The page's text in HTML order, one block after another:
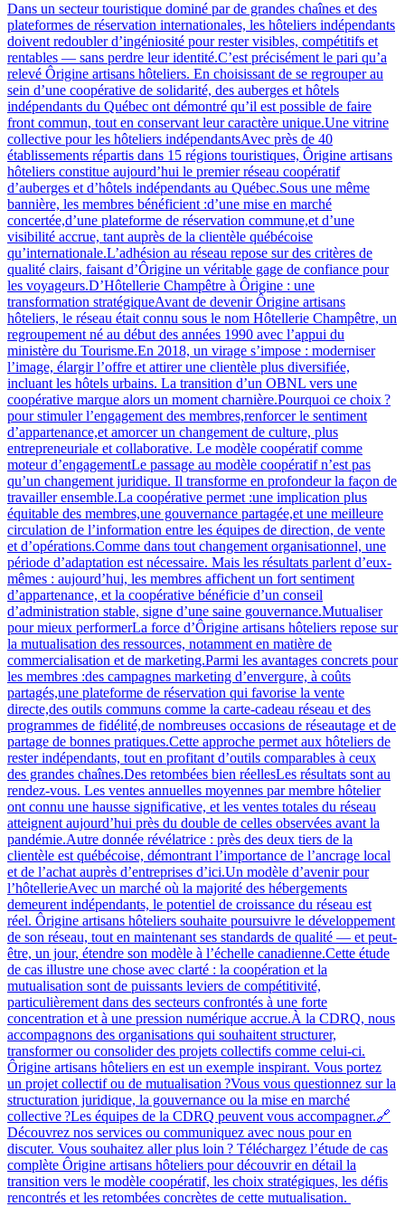
Dans un secteur touristique dominé par de grandes chaînes et des
plateformes de réservation internationales, les hôteliers indépendants
doivent redoubler d’ingéniosité pour rester visibles, compétitifs et
rentables — sans perdre leur identité.C’est précisément le pari qu’a
relevé Ôrigine artisans hôteliers. En choisissant de se regrouper au
sein d’une coopérative de solidarité, des auberges et hôtels
indépendants du Québec ont démontré qu’il est possible de faire
front commun, tout en conservant leur caractère unique.Une vitrine
collective pour les hôteliers indépendantsAvec près de 40
établissements répartis dans 15 régions touristiques, Ôrigine artisans
hôteliers constitue aujourd’hui le premier réseau coopératif
d’auberges et d’hôtels indépendants au Québec.Sous une même
bannière, les membres bénéficient :d’une mise en marché
concertée,d’une plateforme de réservation commune,et d’une
visibilité accrue, tant auprès de la clientèle québécoise
qu’internationale.L’adhésion au réseau repose sur des critères de
qualité clairs, faisant d’Ôrigine un véritable gage de confiance pour
les voyageurs.D’Hôtellerie Champêtre à Ôrigine : une
transformation stratégiqueAvant de devenir Ôrigine artisans
hôteliers, le réseau était connu sous le nom Hôtellerie Champêtre, un
regroupement né au début des années 1990 avec l’appui du
ministère du Tourisme.En 2018, un virage s’impose : moderniser
l’image, élargir l’offre et attirer une clientèle plus diversifiée,
incluant les hôtels urbains. La transition d’un OBNL vers une
coopérative marque alors un moment charnière.Pourquoi ce choix ?
pour stimuler l’engagement des membres,renforcer le sentiment
d’appartenance,et amorcer un changement de culture, plus
entrepreneuriale et collaborative. Le modèle coopératif comme
moteur d’engagementLe passage au modèle coopératif n’est pas
qu’un changement juridique. Il transforme en profondeur la façon de
travailler ensemble.La coopérative permet :une implication plus
équitable des membres,une gouvernance partagée,et une meilleure
circulation de l’information entre les équipes de direction, de vente
et d’opérations.Comme dans tout changement organisationnel, une
période d’adaptation est nécessaire. Mais les résultats parlent d’eux-
mêmes : aujourd’hui, les membres affichent un fort sentiment
d’appartenance, et la coopérative bénéficie d’un conseil
d’administration stable, signe d’une saine gouvernance.Mutualiser
pour mieux performerLa force d’Ôrigine artisans hôteliers repose sur
la mutualisation des ressources, notamment en matière de
commercialisation et de marketing.Parmi les avantages concrets pour
les membres :des campagnes marketing d’envergure, à coûts
partagés,une plateforme de réservation qui favorise la vente
directe,des outils communs comme la carte-cadeau réseau et des
programmes de fidélité,de nombreuses occasions de réseautage et de
partage de bonnes pratiques.Cette approche permet aux hôteliers de
rester indépendants, tout en profitant d’outils comparables à ceux
des grandes chaînes.Des retombées bien réellesLes résultats sont au
rendez-vous. Les ventes annuelles moyennes par membre hôtelier
ont connu une hausse significative, et les ventes totales du réseau
atteignent aujourd’hui près du double de celles observées avant la
pandémie.Autre donnée révélatrice : près des deux tiers de la
clientèle est québécoise, démontrant l’importance de l’ancrage local
et de l’achat auprès d’entreprises d’ici.Un modèle d’avenir pour
l’hôtellerieAvec un marché où la majorité des hébergements
demeurent indépendants, le potentiel de croissance du réseau est
réel. Ôrigine artisans hôteliers souhaite poursuivre le développement
de son réseau, tout en maintenant ses standards de qualité — et peut-
être, un jour, étendre son modèle à l’échelle canadienne.Cette étude
de cas illustre une chose avec clarté : la coopération et la
mutualisation sont de puissants leviers de compétitivité,
particulièrement dans des secteurs confrontés à une forte
concentration et à une pression numérique accrue.À la CDRQ, nous
accompagnons des organisations qui souhaitent structurer,
transformer ou consolider des projets collectifs comme celui-ci.
Ôrigine artisans hôteliers en est un exemple inspirant. Vous portez
un projet collectif ou de mutualisation ?Vous vous questionnez sur la
structuration juridique, la gouvernance ou la mise en marché
collective ?Les équipes de la CDRQ peuvent vous accompagner.🔗
Découvrez nos services ou communiquez avec nous pour en
discuter. Vous souhaitez aller plus loin ? Téléchargez l’étude de cas
complète Ôrigine artisans hôteliers pour découvrir en détail la
transition vers le modèle coopératif, les choix stratégiques, les défis
rencontrés et les retombées concrètes de cette mutualisation.